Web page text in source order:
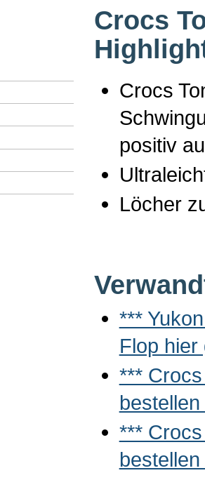
Crocs
Crocs
positiv
Löcher
***
Flop hier
***
bestellen
***
bestellen